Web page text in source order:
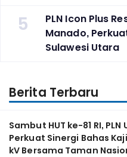
5
PLN Icon Plus
Manado,
Sulawesi Utara
Berita Terbaru
Sambut HUT ke-81 RI, PLN
Perkuat Sinergi Bahas
kV Bersama Taman